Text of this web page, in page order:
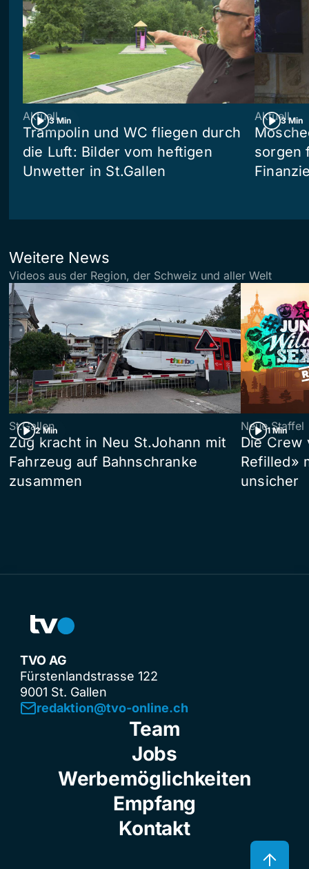
3 Min
Aktuell
Trampolin und WC fliegen durch
die Luft: Bilder vom heftigen
Unwetter in St.Gallen
3 Min
Aktuell
sorgen
Weitere News
Videos aus der Region, der Schweiz und aller Welt
2 Min
St.Gallen
Zug kracht in Neu St.Johann mit
Fahrzeug auf Bahnschranke
zusammen
1 Min
Neue Staffel
Die Crew
Refilled»
unsicher
TVO AG
Fürstenlandstrasse 122
9001 St. Gallen
redaktion@tvo-online.ch
Team
Jobs
Werbemöglichkeiten
Empfang
Kontakt